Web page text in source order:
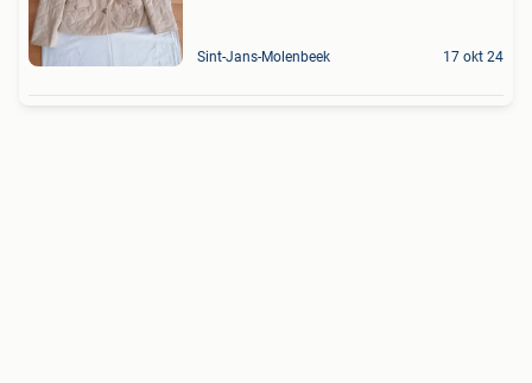
Sint-Jans-Molenbeek 17 okt 24